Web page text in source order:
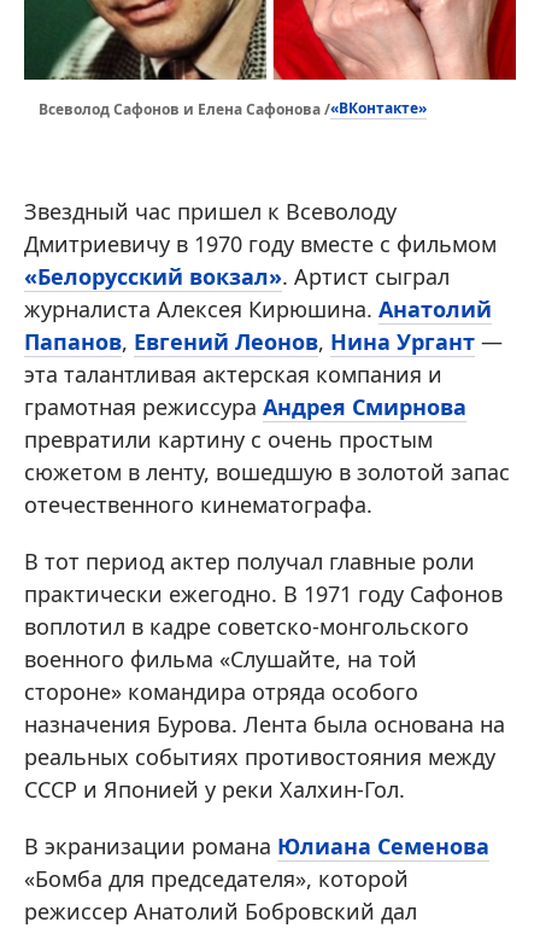
Всеволод Сафонов и Елена Сафонова /«ВКонтакте»
Звездный час пришел к Всеволоду
Дмитриевичу в 1970 году вместе с фильмом
«Белорусский вокзал». Артист сыграл
журналиста Алексея Кирюшина. Анатолий
Папанов, Евгений Леонов, Нина Ургант —
эта талантливая актерская компания и
грамотная режиссура Андрея Смирнова
превратили картину с очень простым
сюжетом в ленту, вошедшую в золотой запас
отечественного кинематографа.
В тот период актер получал главные роли
практически ежегодно. В 1971 году Сафонов
воплотил в кадре советско-монгольского
военного фильма «Слушайте, на той
стороне» командира отряда особого
назначения Бурова. Лента была основана на
реальных событиях противостояния между
СССР и Японией у реки Халхин-Гол.
В экранизации романа Юлиана Семенова
«Бомба для председателя», которой
режиссер Анатолий Бобровский дал